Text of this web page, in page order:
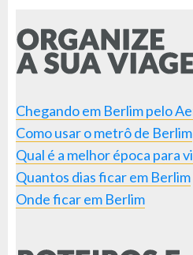
Chegando em Berlim pelo
Como usar o metrô de Berlim
Qual é a melhor época para
Quantos dias ficar em Berlim
Onde ficar em Berlim